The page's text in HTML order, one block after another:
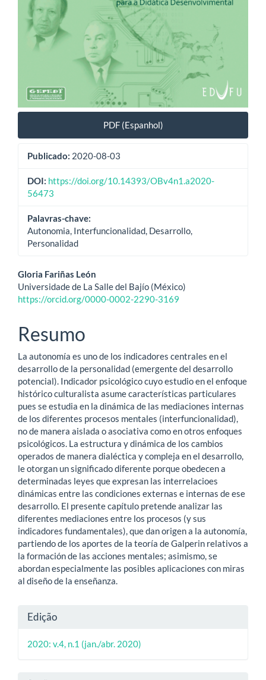
PDF (Espanhol)
Publicado: 2020-08-03
DOI: https://doi.org/10.14393/OBv4n1.a2020-
56473
Palavras-chave:
Autonomia, Interfuncionalidad, Desarrollo,
Personalidad
Conteúdo
do
principal
Gloria Fariñas León
Universidade de La Salle del Bajío (México)
https://orcid.org/0000-0002-2290-3169
Resumo
La autonomía es uno de los indicadores centrales en el
desarrollo de la personalidad (emergente del desarrollo
potencial). Indicador psicológico cuyo estudio en el enfoque
histórico culturalista asume características particulares
pues se estudia en la dinámica de las mediaciones internas
de los diferentes procesos mentales (interfuncionalidad),
no de manera aislada o asociativa como en otros enfoques
psicológicos. La estructura y dinámica de los cambios
operados de manera dialéctica y compleja en el desarrollo,
le otorgan un significado diferente porque obedecen a
determinadas leyes que expresan las interrelacioes
dinámicas entre las condiciones externas e internas de ese
desarrollo. El presente capítulo pretende analizar las
diferentes mediaciones entre los procesos (y sus
indicadores fundamentales), que dan origen a la autonomía,
partiendo de los aportes de la teoría de Galperin relativos a
la formación de las acciones mentales; asimismo, se
abordan especialmente las posibles aplicaciones con miras
al diseño de la enseñanza.
Detalhes
do
Edição
2020: v.4, n.1 (jan./abr. 2020)